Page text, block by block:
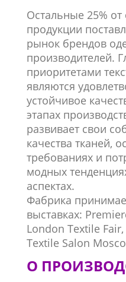
Остальные 25%
продукции
рынок брендов
производителей.
приоритетами
являются
устойчивое
этапах
развивает свои
качества тканей,
требованиях и
модных
аспектах.
Фабрика
выставках:
London Textile
Textile Salon
О